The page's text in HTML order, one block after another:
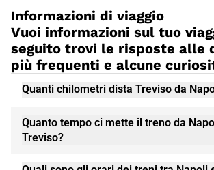
Informazioni di viaggio
Vuoi informazioni sul tuo
seguito trovi le risposte alle
più frequenti e alcune
Quanti chilometri dista Treviso da
Quanto tempo ci mette il treno da
Treviso?